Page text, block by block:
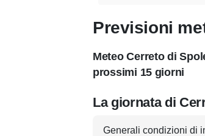
Previsioni
Meteo Cerreto di
prossimi 15 giorni
La giornata di
Generali condizioni di